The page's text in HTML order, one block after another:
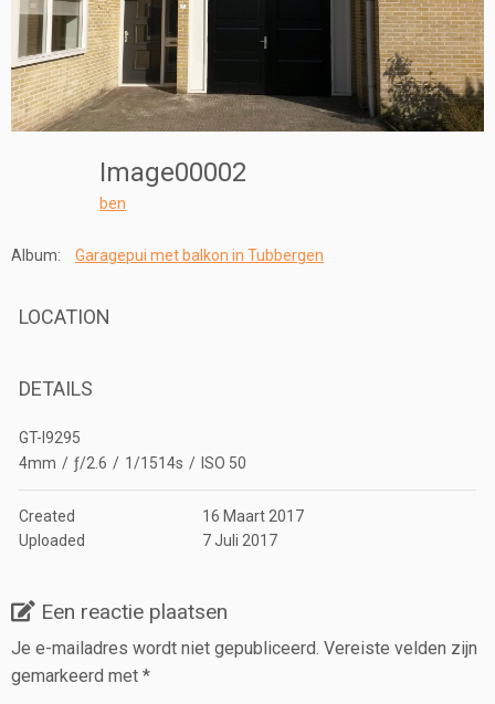
Image00002
ben
Album: Garagepui met balkon in Tubbergen
LOCATION
DETAILS
GT-I9295
4mm / ƒ/2.6 / 1/1514s / ISO 50
Created
16 Maart 2017
Uploaded
7 Juli 2017
Een reactie plaatsen
Je e-mailadres wordt niet gepubliceerd. Vereiste velden zijn
gemarkeerd met *